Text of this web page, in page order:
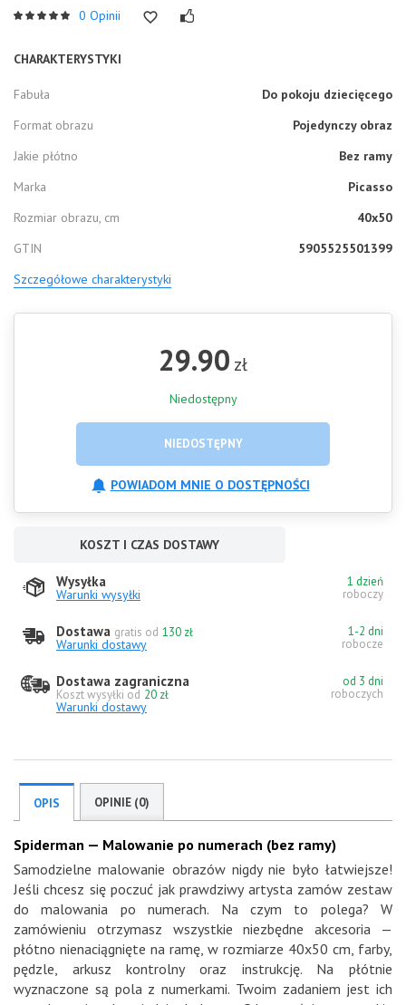
0 Opinii
CHARAKTERYSTYKI
Fabuła
Do pokoju dziecięcego
Format obrazu
Pojedynczy obraz
Jakie płótno
Bez ramy
Marka
Picasso
Rozmiar obrazu, cm
40x50
GTIN
5905525501399
Szczegółowe charakterystyki
29.90 zł
Niedostępny
NIEDOSTĘPNY
POWIADOM MNIE O DOSTĘPNOŚCI
KOSZT I CZAS DOSTAWY
Wysyłka
Warunki wysyłki
1 dzień
roboczy
Dostawa gratis od 130 zł
Warunki dostawy
1-2 dni
robocze
Dostawa zagraniczna
Koszt wysyłki od 20 zł
Warunki dostawy
od 3 dni
roboczych
OPIS OPINIE (0)
Spiderman — Malowanie po numerach (bez ramy)
Samodzielne malowanie obrazów nigdy nie było łatwiejsze!
Jeśli chcesz się poczuć jak prawdziwy artysta zamów zestaw
do malowania po numerach. Na czym to polega? W
zamówieniu otrzymasz wszystkie niezbędne akcesoria —
płótno nienaciągnięte na ramę, w rozmiarze 40x50 cm, farby,
pędzle, arkusz kontrolny oraz instrukcję. Na płótnie
wyznaczone są pola z numerkami. Twoim zadaniem jest ich